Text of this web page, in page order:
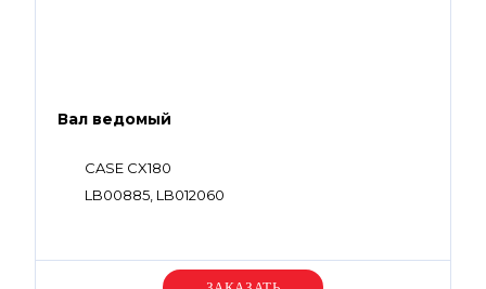
Вал ведомый
CASE CX180
LB00885, LB012060